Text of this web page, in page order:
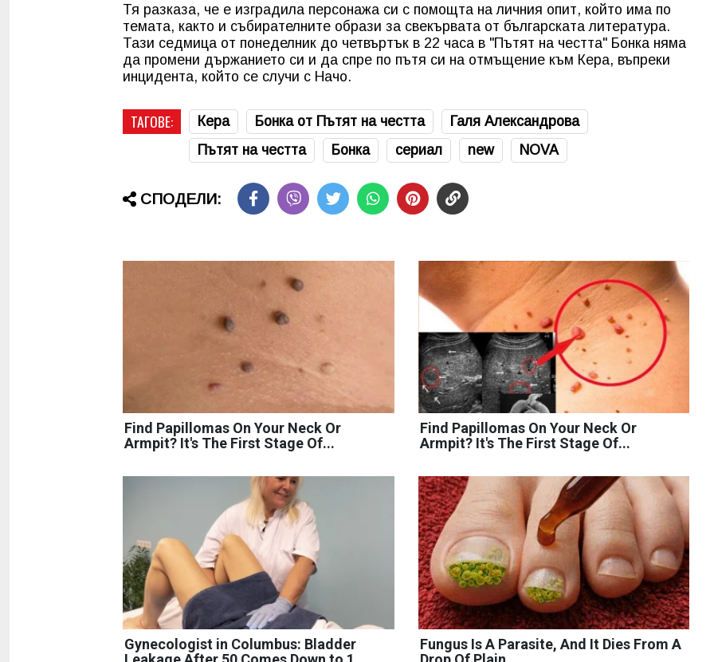
Тя разказа, че е изградила персонажа си с помощта на личния опит, който има по
темата, както и събирателните образи за свекървата от българската литература.
Тази седмица от понеделник до четвъртък в 22 часа в "Пътят на честта" Бонка няма
да промени държанието си и да спре по пътя си на отмъщение към Кера, въпреки
инцидента, който се случи с Начо.
ТАГОВЕ: Кера Бонка от Пътят на честта
Галя Александрова
Пътят на честта
Бонка сериал new NOVA
СПОДЕЛИ:
Find Papillomas On Your Neck Or
Armpit? It's The First Stage Of...
Find Papillomas On Your Neck Or
Armpit? It's The First Stage Of...
Gynecologist in Columbus: Bladder
Fungus Is A Parasite, And It Dies From A